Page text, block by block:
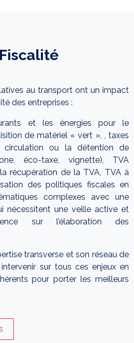
au transport ont un impact
des entreprises :
et les énergies pour le
de matériel « vert », , taxes
ou la détention de
éco-taxe, vignette), TVA
récupération de la TVA, TVA à
des politiques fiscales en
complexes avec une
nécessitent une veille active et
sur l’élaboration des
transverse et son réseau de
sur tous ces enjeux en
pour porter les meilleurs